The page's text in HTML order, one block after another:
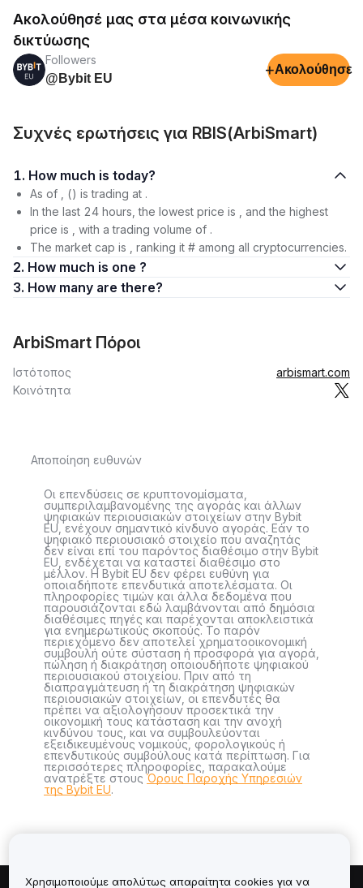
Ακολούθησέ μας στα μέσα κοινωνικής
δικτύωσης
Followers
@Bybit EU
+Ακολούθησε
Συχνές ερωτήσεις για RBIS(ArbiSmart)
1. How much is today?
As of , () is trading at .
In the last 24 hours, the lowest price is , and the highest
price is , with a trading volume of .
The market cap is , ranking it # among all cryptocurrencies.
2. How much is one ?
3. How many are there?
ArbiSmart Πόροι
Ιστότοπος
arbismart.com
Κοινότητα
Αποποίηση ευθυνών
Οι επενδύσεις σε κρυπτονομίσματα,
συμπεριλαμβανομένης της αγοράς και άλλων
ψηφιακών περιουσιακών στοιχείων στην Bybit
EU, ενέχουν σημαντικό κίνδυνο αγοράς. Εάν το
ψηφιακό περιουσιακό στοιχείο που αναζητάς
δεν είναι επί του παρόντος διαθέσιμο στην Bybit
EU, ενδέχεται να καταστεί διαθέσιμο στο
μέλλον. Η Bybit EU δεν φέρει ευθύνη για
οποιαδήποτε επενδυτικά αποτελέσματα. Οι
πληροφορίες τιμών και άλλα δεδομένα που
παρουσιάζονται εδώ λαμβάνονται από δημόσια
διαθέσιμες πηγές και παρέχονται αποκλειστικά
για ενημερωτικούς σκοπούς. Το παρόν
περιεχόμενο δεν αποτελεί χρηματοοικονομική
συμβουλή ούτε σύσταση ή προσφορά για αγορά,
πώληση ή διακράτηση οποιουδήποτε ψηφιακού
περιουσιακού στοιχείου. Πριν από τη
διαπραγμάτευση ή τη διακράτηση ψηφιακών
περιουσιακών στοιχείων, οι επενδυτές θα
πρέπει να αξιολογήσουν προσεκτικά την
οικονομική τους κατάσταση και την ανοχή
κινδύνου τους, και να συμβουλεύονται
εξειδικευμένους νομικούς, φορολογικούς ή
επενδυτικούς συμβούλους κατά περίπτωση. Για
περισσότερες πληροφορίες, παρακαλούμε
ανατρέξτε στουςΌρους Παροχής Υπηρεσιών
της Bybit EU.
Χρησιμοποιούμε απολύτως απαραίτητα cookies για να